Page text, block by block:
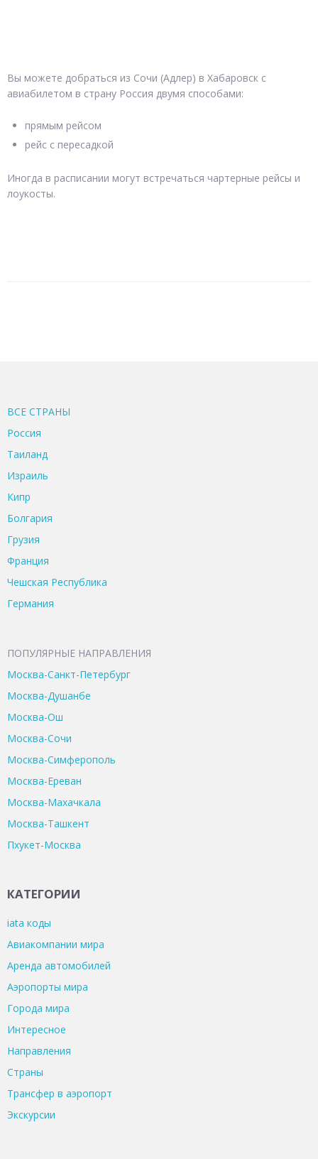
Вы можете добраться из Сочи (Адлер) в Хабаровск с
авиабилетом в страну Россия двумя способами:
прямым рейсом
рейс с пересадкой
Иногда в расписании могут встречаться чартерные рейсы и
лоукосты.
ВСЕ CТРАНЫ
Россия
Таиланд
Израиль
Кипр
Болгария
Грузия
Франция
Чешская Республика
Германия
ПОПУЛЯРНЫЕ НАПРАВЛЕНИЯ
Москва-Санкт-Петербург
Москва-Душанбе
Москва-Ош
Москва-Сочи
Москва-Симферополь
Москва-Ереван
Москва-Махачкала
Москва-Ташкент
Пхукет-Москва
КАТЕГОРИИ
iata коды
Авиакомпании мира
Аренда автомобилей
Аэропорты мира
Города мира
Интересное
Направления
Страны
Трансфер в аэропорт
Экскурсии